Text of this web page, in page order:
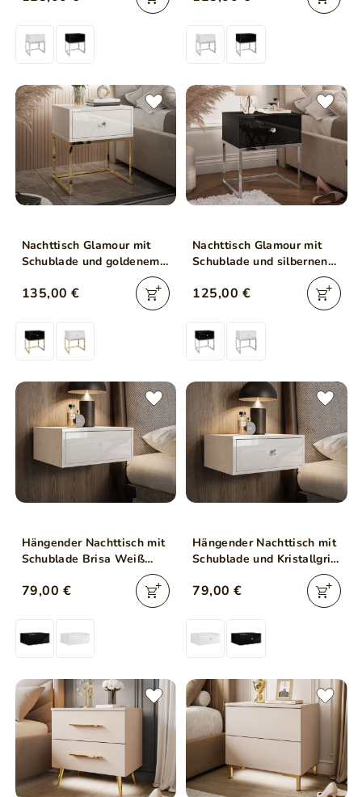
Nachttisch Glamour mit
Schublade und goldenem
Hochglanz
135,00 €
Nachttisch Glamour mit
Schublade und silbernen
Gestell Brisa Schwarz
Hochglanz
125,00 €
Hängender Nachttisch mit
Schublade Brisa Weiß
79,00 €
Hängender Nachttisch mit
Schublade und Kristallgriff
Brisa Weiß Hochglanz
79,00 €